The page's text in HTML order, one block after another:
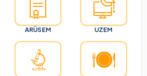
ARÜSEM UZEM